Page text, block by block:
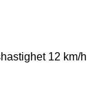
12 km/h